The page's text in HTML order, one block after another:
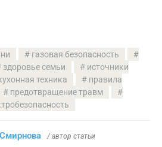
газовая безопасность
здоровье семьи
источники
техника
правила
предотвращение травм
/ автор статьи